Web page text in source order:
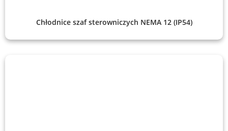
Chłodnice szaf sterowniczych NEMA 12 (IP54)